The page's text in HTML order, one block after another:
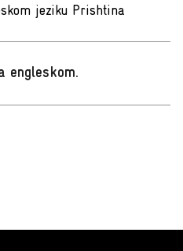
jeziku Prishtina
engleskom.